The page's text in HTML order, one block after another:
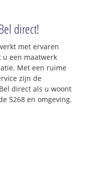
direct!
met ervaren
een maatwerk
Met een ruime
zijn de
direct als u woont
5268 en omgeving.